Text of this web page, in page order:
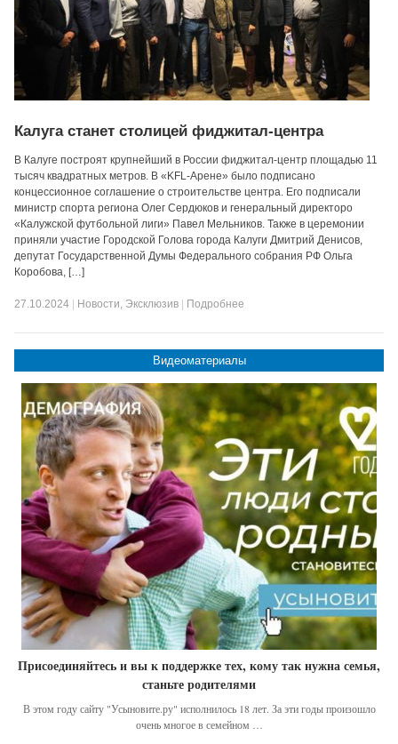
Калуга станет столицей фиджитал-центра
В Калуге построят крупнейший в России фиджитал-центр площадью 11
тысяч квадратных метров. В «KFL-Арене» было подписано
концессионное соглашение о строительстве центра. Его подписали
министр спорта региона Олег Сердюков и генеральный директоро
«Калужской футбольной лиги» Павел Мельников. Также в церемонии
приняли участие Городской Голова города Калуги Дмитрий Денисов,
депутат Государственной Думы Федерального собрания РФ Ольга
Коробова, […]
27.10.2024 Новости, Эксклюзив Подробнее
Видеоматериалы
Присоединяйтесь и вы к поддержке тех, кому так нужна семья,
станьте родителями
В этом году сайту "Усыновите.ру" исполнилось 18 лет. За эти годы произошло
очень многое в семейном …